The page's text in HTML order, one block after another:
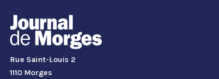
Rue Saint-Louis 2
1110 Morges